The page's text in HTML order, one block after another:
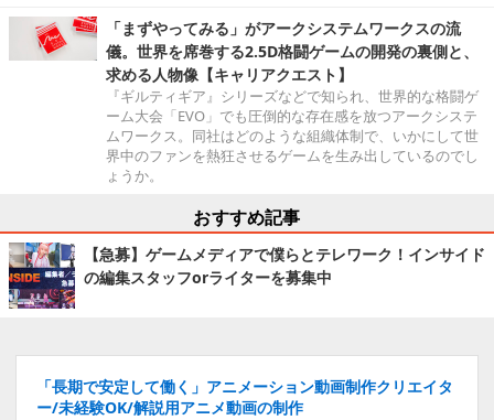
「まずやってみる」がアークシステムワークスの流
儀。世界を席巻する2.5D格闘ゲームの開発の裏側と、
求める人物像【キャリアクエスト】
『ギルティギア』シリーズなどで知られ、世界的な格闘ゲ
ーム大会「EVO」でも圧倒的な存在感を放つアークシステ
ムワークス。同社はどのような組織体制で、いかにして世
界中のファンを熱狂させるゲームを生み出しているのでし
ょうか。
おすすめ記事
【急募】ゲームメディアで僕らとテレワーク！インサイド
の編集スタッフorライターを募集中
「長期で安定して働く」アニメーション動画制作クリエイタ
ー/未経験OK/解説用アニメ動画の制作